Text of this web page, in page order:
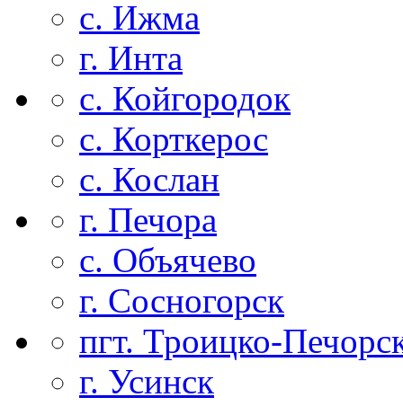
с. Ижма
г. Инта
с. Койгородок
с. Корткерос
с. Кослан
г. Печора
с. Объячево
г. Сосногорск
пгт. Троицко-
г. Усинск